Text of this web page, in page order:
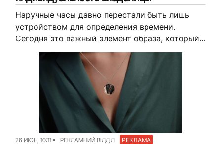
Наручные часы давно перестали быть лишь
устройством для определения времени.
Сегодня это важный элемент образа, который
помогает выразить характер, подчеркнуть вкус
и создать завершенный стиль. Именно поэтому
многие женщины уделяют...
26 ИЮН, 10:11 РЕКЛАМНИЙ ВІДДІЛ РЕКЛАМА